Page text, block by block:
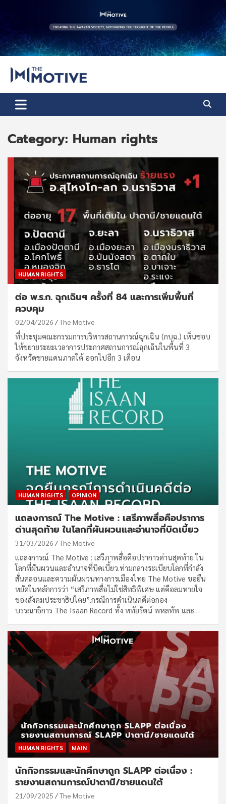
content
The Motive
Category: Human rights
HUMAN RIGHTS
ต่อ พ.ร.ก. ฉุกเฉินฯ ครั้งที่ 84 และการเพิ่มพื้นที่
ควบคุม
02/04/2026 The Motive
ที่ประชุมคณะกรรมการบริหารสถานการณ์ฉุกเฉิน (กบฉ.) เห็นชอบ
ให้ขยายระยะเวลาการประกาศสถานการณ์ฉุกเฉินในพื้นที่ 3
จังหวัดชายแดนภาคใต้ ออกไปอีก 3 เดือน
HUMAN RIGHTS OPINION
แถลงการณ์ The Motive : เสรีภาพสื่อคือปราการ
ด่านสุดท้าย ในโลกที่ผันผวนและอำนาจที่บิดเบี้ยว
31/03/2026 The Motive
แถลงการณ์ The Motive : เสรีภาพสื่อคือปราการด่านสุดท้าย ใน
โลกที่ผันผวนและอำนาจที่บิดเบี้ยว.ท่ามกลางระเบียบโลกที่กำลัง
สั่นคลอนและความผันผวนทางการเมืองไทย The Motive ขอยืน
หยัดในหลักการว่า “เสรีภาพสื่อไม่ใช่สิทธิพิเศษ แต่คือลมหายใจ
ของสังคมประชาธิปไตย”.กรณีการดำเนินคดีต่อกอง
บรรณาธิการ The Isaan Record ทั้ง หทัยรัตน์ พหลทัพ และ…
HUMAN RIGHTS MAIN
นักกิจกรรมและนักศึกษาถูก SLAPP ต่อเนื่อง :
รายงานสถานการณ์ปาตานี/ชายแดนใต้
21/09/2025 The Motive